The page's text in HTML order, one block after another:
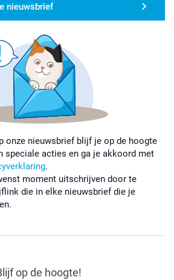
nieuwsbrief
onze nieuwsbrief blijf je op de hoogte
speciale acties en ga je akkoord met
.
moment uitschrijven door te
die in elke nieuwsbrief die je
op de hoogte!